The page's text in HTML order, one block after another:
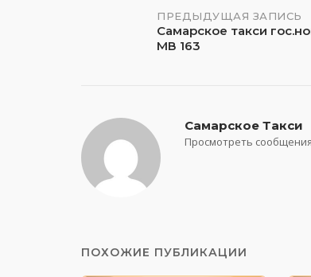
НавигацияПРЕДЫДУЩАЯ ЗАПИСЬ
Самарское такси
МВ 163
Самарское Такси
Просмотреть
ПОХОЖИЕ ПУБЛИКАЦИИ